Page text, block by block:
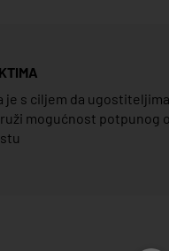
je s ciljem da
mogućnost potpunog